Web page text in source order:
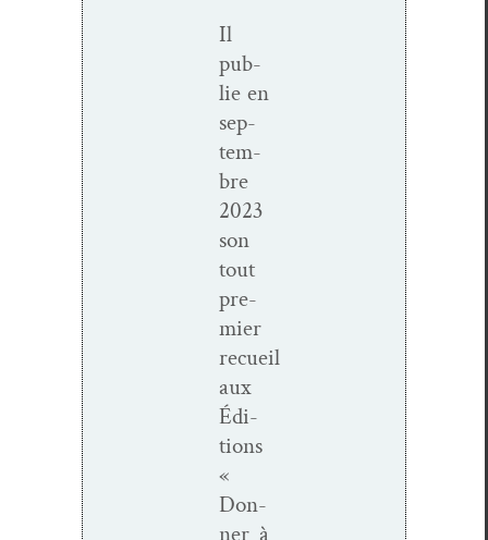
Il
pub­
lie en
sep­
tem­
bre
2023
son
tout
pre­
mier
recueil
aux
Édi­
tions
«
Don­